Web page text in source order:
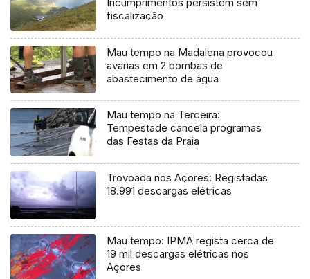
fiscalização
Mau tempo na Madalena provocou
avarias em 2 bombas de
abastecimento de água
Mau tempo na Terceira:
Tempestade cancela programas
das Festas da Praia
Trovoada nos Açores: Registadas
18.991 descargas elétricas
Mau tempo: IPMA regista cerca de
19 mil descargas elétricas nos
Açores